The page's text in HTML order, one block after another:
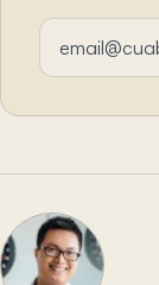
Địa chỉ email